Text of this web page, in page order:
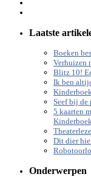
Laatste
Boeken
Verhuizen
Blitz 10!
Ik ben
Seef bij de
5 kaarten
Dit dier
Onderwerpen